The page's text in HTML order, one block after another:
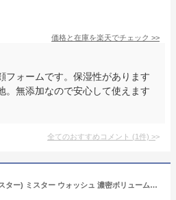
価格と在庫を楽天でチェック >>
フォームです。保湿性があります
。無添加なので安心して使えます
全てのおすすめコメント (1件) >
ORBIS Mr.(オルビス ミスター) ミスター ウォッシュ 濃密ボリューム泡 洗顔フォーム メンズ スキンケア 洗顔料 男性用 洗顔 110g 1.本体